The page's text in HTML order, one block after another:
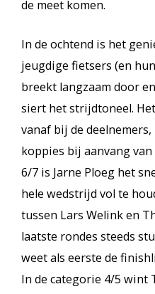
de meet komen.
In de ochtend is het
jeugdige fietsers (en
breekt langzaam door
siert het strijdtoneel.
vanaf bij de
koppies bij aanvang
6/7 is Jarne Ploeg het
hele wedstrijd vol te
tussen Lars Welink en
laatste rondes steeds
weet als eerste de
In de categorie 4/5 wint